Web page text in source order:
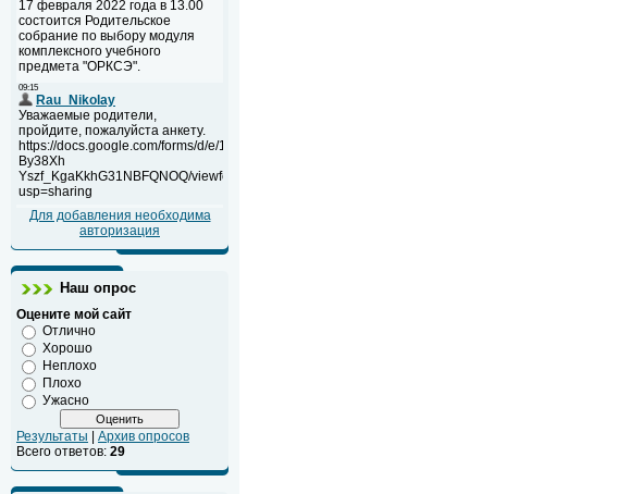
Для добавления необходима
авторизация
Наш опрос
Оцените мой сайт
Отлично
Хорошо
Неплохо
Плохо
Ужасно
Результаты
Архив опросов
Всего ответов: 29